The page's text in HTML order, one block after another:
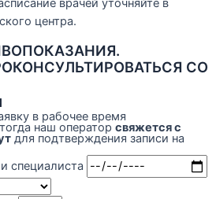
врачей уточняйте в
центра.
СО
в рабочее время
наш оператор свяжется с
для подтверждения записи на
специалиста